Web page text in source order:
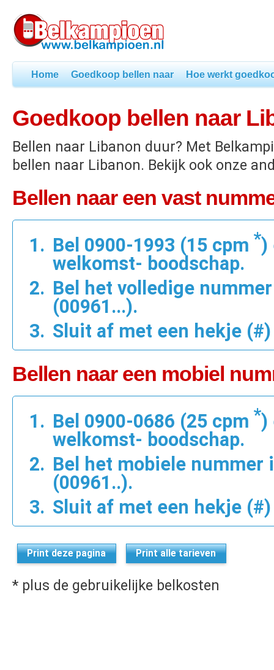
Home Goedkoop bellen naar Hoe werkt
Goedkoop bellen naar
Bellen naar Libanon duur? Met
bellen naar Libanon. Bekijk ook onze
Bellen naar een vast
Bel 0900-1993 (15 cpm *)
welkomst- boodschap.
Bel het volledige
(00961...).
Sluit af met een hekje (#)
Bellen naar een mobiel
Bel 0900-0686 (25 cpm *)
welkomst- boodschap.
Bel het mobiele nummer
(00961..).
Sluit af met een hekje (#)
Print deze pagina Print alle tarieven
* plus de gebruikelijke belkosten